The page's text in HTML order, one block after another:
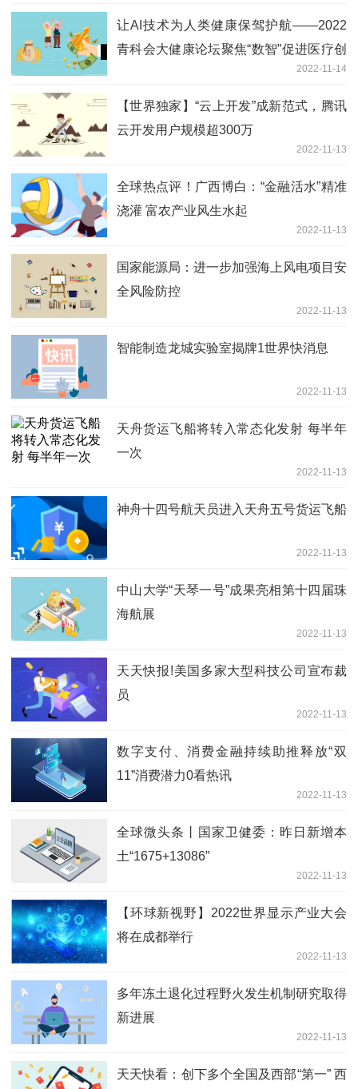
让AI技术为人类健康保驾护航——2022
青科会大健康论坛聚焦“数智”促进医疗创
2022-11-14
【世界独家】“云上开发”成新范式，腾讯
云开发用户规模超300万
2022-11-13
全球热点评！广西博白：“金融活水”精准
浇灌 富农产业风生水起
2022-11-13
国家能源局：进一步加强海上风电项目安
全风险防控
2022-11-13
智能制造龙城实验室揭牌1世界快消息
2022-11-13
天舟货运飞船将转入常态化发射 每半年
一次
2022-11-13
神舟十四号航天员进入天舟五号货运飞船
2022-11-13
中山大学“天琴一号”成果亮相第十四届珠
海航展
2022-11-13
天天快报!美国多家大型科技公司宣布裁
员
2022-11-13
数字支付、消费金融持续助推释放“双
11”消费潜力0看热讯
2022-11-13
全球微头条丨国家卫健委：昨日新增本
土“1675+13086”
2022-11-13
【环球新视野】2022世界显示产业大会
将在成都举行
2022-11-13
多年冻土退化过程野火发生机制研究取得
新进展
2022-11-13
天天快看：创下多个全国及西部“第一” 西